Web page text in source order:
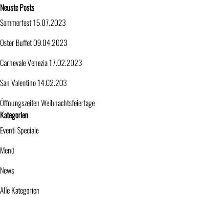
Block überspringen Neuste Posts
Neuste Posts
Sommerfest 15.07.2023
Oster Buffet 09.04.2023
Carnevale Venezia 17.02.2023
San Valentino 14.02.203
Öffnungszeiten Weihnachtsfeiertage
Block überspringen Kategorien
Kategorien
Eventi Speciale
Menü
News
Alle Kategorien